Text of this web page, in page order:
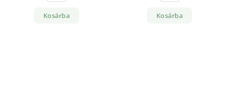
Kosárba Kosárba